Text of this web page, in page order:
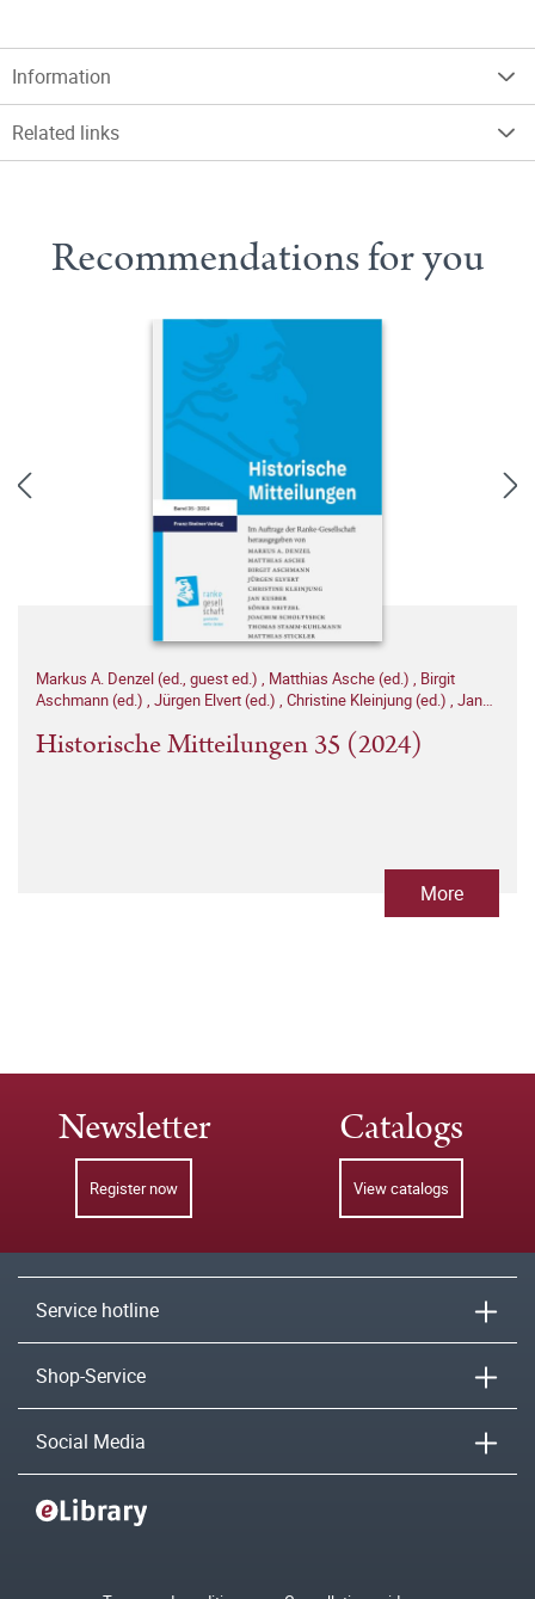
Information
Related links
Recommendations for you
Markus A. Denzel (ed., guest ed.) , Matthias Asche (ed.) , Birgit
Aschmann (ed.) , Jürgen Elvert (ed.) , Christine Kleinjung (ed.) , Jan
Thomas Stamm-Kuhlmann (ed.),Matthias Stickler (ed.)
Historische Mitteilungen 35 (2024)
More
Newsletter
Register now
Catalogs
View catalogs
Service hotline
Shop-Service
Social Media